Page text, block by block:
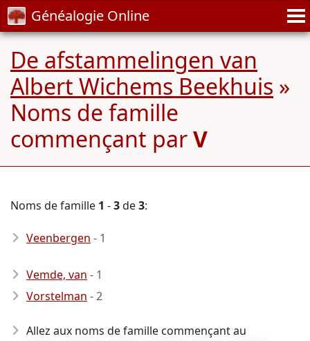
Généalogie Online
De afstammelingen van
Albert Wichems Beekhuis »
Noms de famille
commençant parV
Noms de famille 1 -3de3:
Veenbergen - 1
Vemde, van - 1
Vorstelman - 2
Allez aux noms de famille commençant au